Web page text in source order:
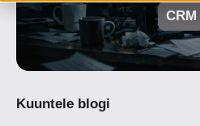
CRM
Kuuntele blogi